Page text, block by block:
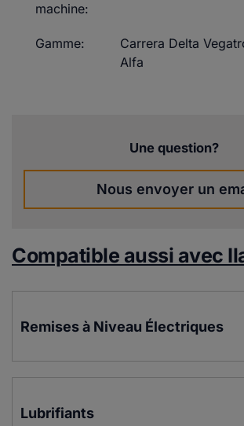
machine:
Gamme:
Carrera Delta
Alfa
Une question?
Nous envoyer un
Compatible aussi avec
Remises à Niveau Électriques
Lubrifiants